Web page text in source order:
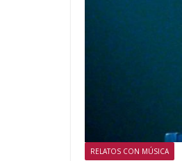
RELATOS CON MÚSICA